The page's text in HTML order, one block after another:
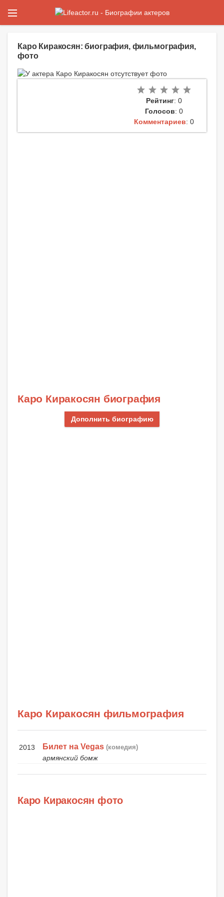
Каро Киракосян: биография, фильмография,
фото
Рейтинг: 0
Голосов: 0
Комментариев: 0
Каро Киракосян биография
Дополнить биографию
Каро Киракосян фильмография
2013 Билет на Vegas (комедия)
армянский бомж
Каро Киракосян фото